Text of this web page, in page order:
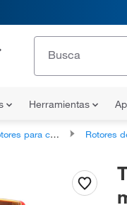
Herramientas
para centrífugas Rotores de